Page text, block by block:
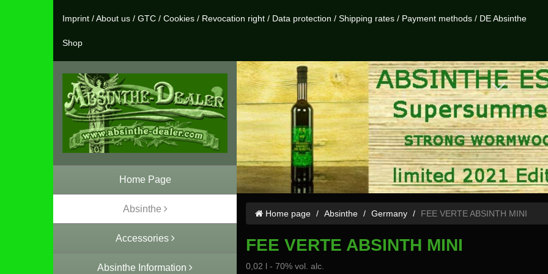
Imprint /About us / GTC / Cookies / Revocation right / Data protection / Shipping rates / Payment methods / DE Absinthe
Shop
Home Page
Absinthe
Accessories
Absinthe Information
Home page Absinthe Germany FEE VERTE ABSINTH MINI
FEE VERTE ABSINTH MINI
0,02 l - 70% vol. alc.